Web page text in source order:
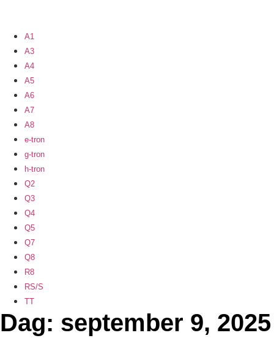
A1
A3
A4
A5
A6
A7
A8
e-tron
g-tron
h-tron
Q2
Q3
Q4
Q5
Q7
Q8
R8
RS/S
TT
Dag: september 9, 2025